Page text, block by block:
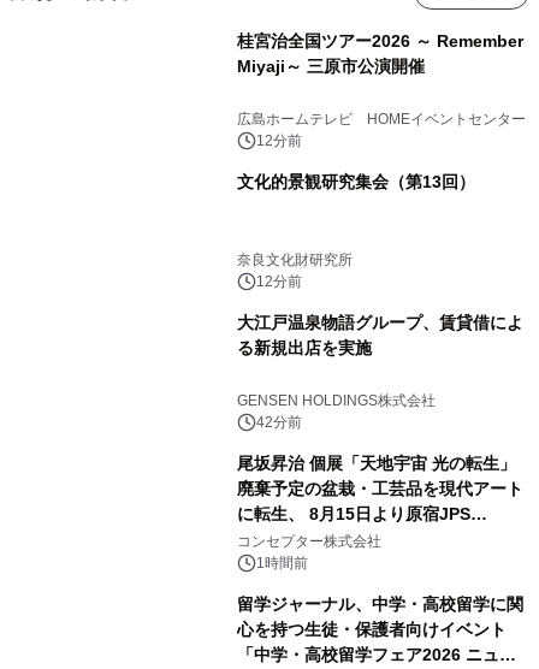
桂宮治全国ツアー2026 ～ Remember
Miyaji～ 三原市公演開催
広島ホームテレビ HOMEイベントセンター
12分前
文化的景観研究集会（第13回）
奈良文化財研究所
12分前
大江戸温泉物語グループ、賃貸借によ
る新規出店を実施
GENSEN HOLDINGS株式会社
42分前
尾坂昇治 個展「天地宇宙 光の転生」
廃棄予定の盆栽・工芸品を現代アート
に転生、 8月15日より原宿JPS
Galleryにて約30点を展示
コンセプター株式会社
1時間前
留学ジャーナル、中学・高校留学に関
心を持つ生徒・保護者向けイベント
「中学・高校留学フェア2026 ニュー